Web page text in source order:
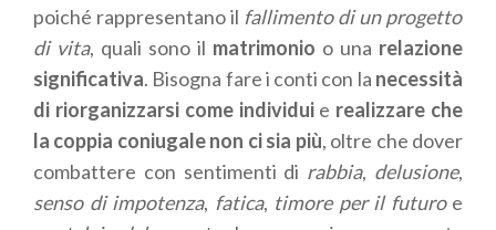
poiché rappresentano il fallimento di un progetto
di vita, quali sono il matrimonio o una relazione
significativa. Bisogna fare i conti con la necessità
di riorganizzarsi come individuie realizzare che
la coppia coniugale non ci sia più, oltre che dover
combattere con sentimenti di rabbia, delusione,
senso di impotenza, fatica, timore per il futuroe